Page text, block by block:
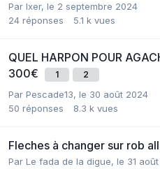
Par Ixer, le 2 septembre 2024
24 réponses 5.1 k vues
QUEL HARPON POUR
300€
1 2
Par Pescade13, le 30 août 2024
50 réponses 8.3 k vues
Fleches à changer sur rob
Par Le fada de la digue, le 31